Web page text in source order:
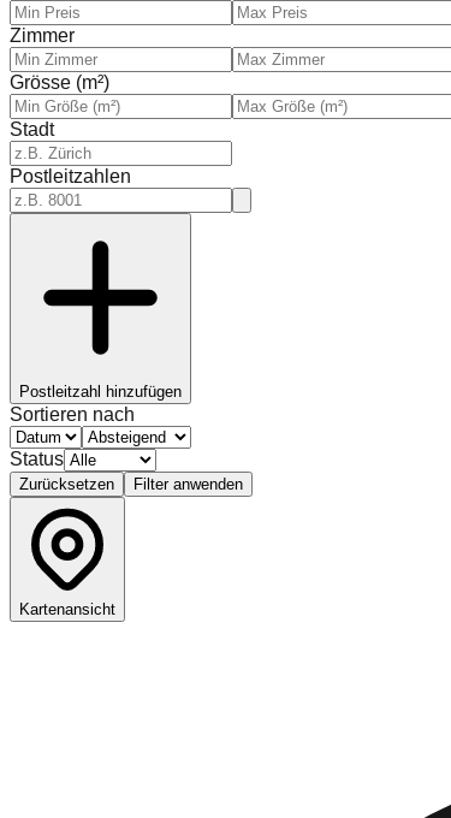
Zimmer
Grösse (m²)
Stadt
Postleitzahlen
Postleitzahl hinzufügen
Sortieren nach
Status
Zurücksetzen Filter anwenden
Kartenansicht